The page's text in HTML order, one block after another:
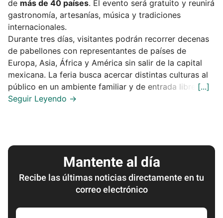
de más de 40 países. El evento será gratuito y reunirá
gastronomía, artesanías, música y tradiciones
internacionales.
Durante tres días, visitantes podrán recorrer decenas
de pabellones con representantes de países de
Europa, Asia, África y América sin salir de la capital
mexicana. La feria busca acercar distintas culturas al
público en un ambiente familiar y de entrada libre.
Mantente al día
Recibe las últimas noticias directamente en tu
correo electrónico
Escribe